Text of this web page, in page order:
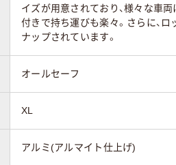
イズが用意されており、様々な車
付きで持ち運びも楽々。さらに、
ナップされています。
オールセーフ
XL
アルミ(アルマイト仕上げ)